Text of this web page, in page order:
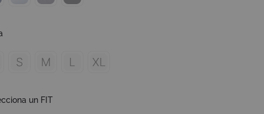
un FIT